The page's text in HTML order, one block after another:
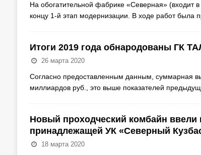
На обогатительной фабрике «Северная» (входит
концу 1-й этап модернизации. В ходе работ была
Итоги 2019 года обнародованы ГК
26 марта 2020
Согласно предоставленным данным, суммарная
миллиардов руб., это выше показателей
Новый проходческий комбайн ввели
принадлежащей УК «Северный
18 марта 2020